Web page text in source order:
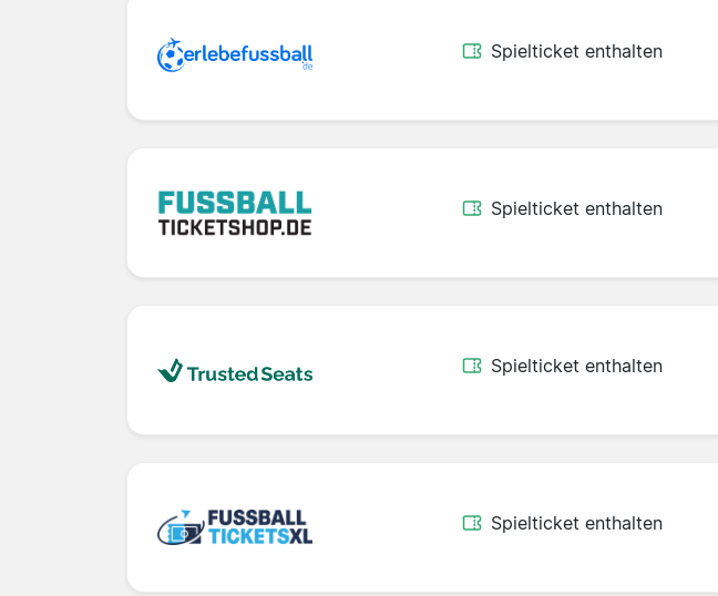
Spielticket enthalten
Spielticket enthalten
Spielticket enthalten
Spielticket enthalten